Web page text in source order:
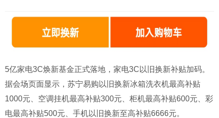
5亿家电3C焕新基金正式落地，家电3C以旧换新补贴加码。
据会场页面显示，苏宁易购以旧换新冰箱洗衣机最高补贴
1000元、空调挂机最高补贴300元、柜机最高补贴600元、彩
电最高补贴500元、手机以旧换新至高补贴6666元。